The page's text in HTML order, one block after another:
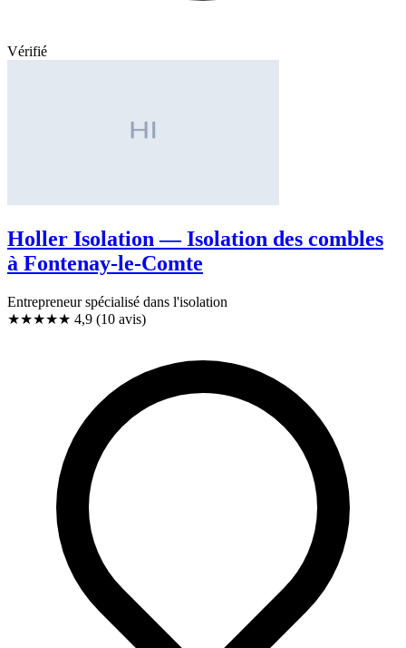
Vérifié
Holler Isolation — Isolation des combles
à Fontenay-le-Comte
Entrepreneur spécialisé dans l'isolation
★★★★★ 4,9 (10 avis)